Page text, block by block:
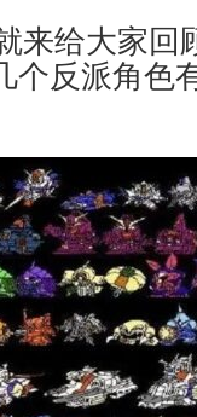
来给大家回
反派角色